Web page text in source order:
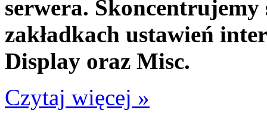
serwera.
zakładkach ustawień
Display oraz Misc.
Czytaj więcej »